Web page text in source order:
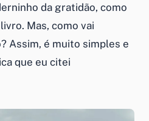
da gratidão, como
Mas, como vai
Assim, é muito simples e
que eu citei